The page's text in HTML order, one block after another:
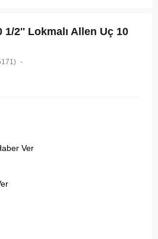
1/2'' Lokmalı Allen Uç 10
Ver